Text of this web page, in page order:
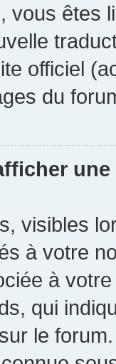
vous êtes
officiel
du
visibles
à votre
à
qui
le